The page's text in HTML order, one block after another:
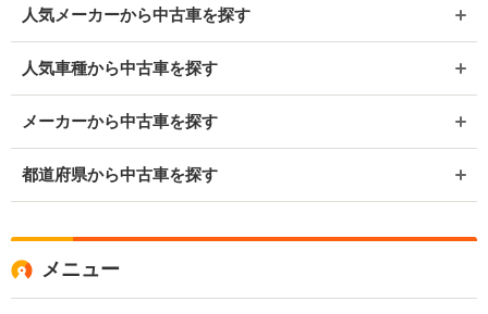
人気メーカーから中古車を探す
人気車種から中古車を探す
メーカーから中古車を探す
都道府県から中古車を探す
メニュー